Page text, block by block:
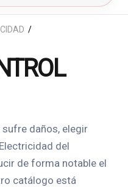
sufre daños, elegir
del
de forma notable el
catálogo está